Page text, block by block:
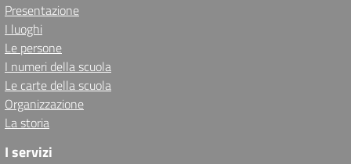
Presentazione
I luoghi
Le persone
I numeri della scuola
Le carte della scuola
Organizzazione
La storia
I servizi